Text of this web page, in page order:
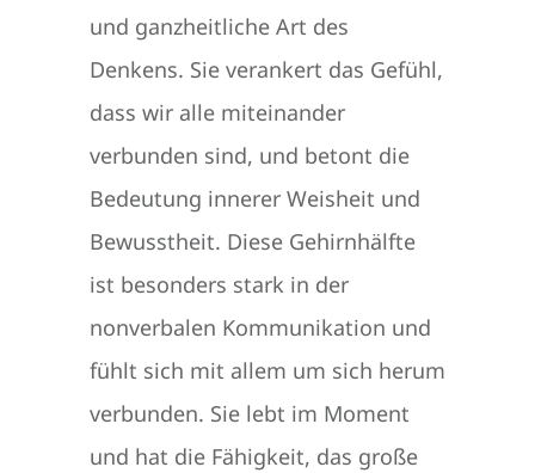
und ganzheitliche Art des
Denkens. Sie verankert das Gefühl,
dass wir alle miteinander
verbunden sind, und betont die
Bedeutung innerer Weisheit und
Bewusstheit. Diese Gehirnhälfte
ist besonders stark in der
nonverbalen Kommunikation und
fühlt sich mit allem um sich herum
verbunden. Sie lebt im Moment
und hat die Fähigkeit, das große